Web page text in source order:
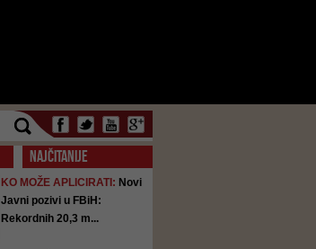
NAJČITANIJE
KO MOŽE APLICIRATI: Novi
Javni pozivi u FBiH:
Rekordnih 20,3 m...